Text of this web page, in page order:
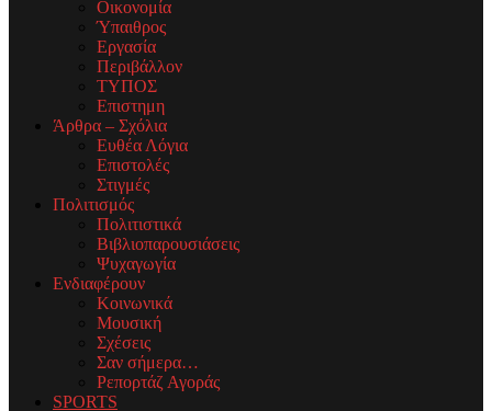
Οικονομία
Ύπαιθρος
Εργασία
Περιβάλλον
ΤΥΠΟΣ
Επιστημη
Άρθρα – Σχόλια
Ευθέα Λόγια
Επιστολές
Στιγμές
Πολιτισμός
Πολιτιστικά
Βιβλιοπαρουσιάσεις
Ψυχαγωγία
Ενδιαφέρουν
Κοινωνικά
Μουσική
Σχέσεις
Σαν σήμερα…
Ρεπορτάζ Αγοράς
SPORTS